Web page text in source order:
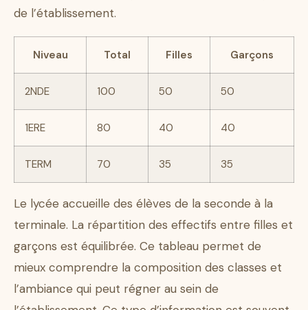
de l’établissement.
Niveau Total Filles Garçons
2NDE 100 50 50
1ERE 80 40 40
TERM 70 35 35
Le lycée accueille des élèves de la seconde à la
terminale. La répartition des effectifs entre filles et
garçons est équilibrée. Ce tableau permet de
mieux comprendre la composition des classes et
l’ambiance qui peut régner au sein de